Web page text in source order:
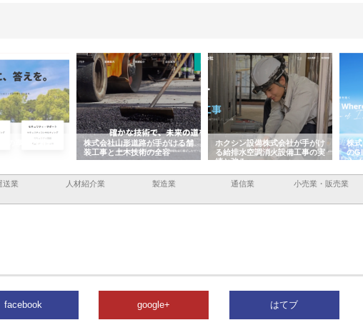
の事業内容と強
株式会社山形道路が手がける舗
装工事と土木技術の全容
ホクシン設備株式会社が手がけ
る給排水空調消火設備工事の実
績と強み
株
の
入
送業 人材紹介業 製造業 通信業 小売業・販売業
facebook google+ はてブ